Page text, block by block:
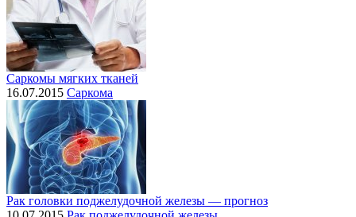
Саркомы мягких тканей
16.07.2015 Саркома
Рак головки поджелудочной железы — прогноз